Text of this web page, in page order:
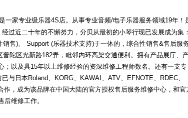
家专业级乐器4S店。从事专业音频/电子乐器服务领域19年！
过近二十年的不懈努力，分贝从最初的小琴行现已发展成为集：
售)、 Support (乐器技术支持)于一体的，综合性销售&售后服
陀区光新路182弄，毗邻内环高架交通便利。拥有产品展厅、
以及具15年以上维修经验的资深维修工程师数名。还有一支专
与日本Roland、KORG、KAWAI、ATV、EFNOTE、RDEC、
，成为该品牌在中国大陆的官方授权售后服务维修中心，和官
维修工作。